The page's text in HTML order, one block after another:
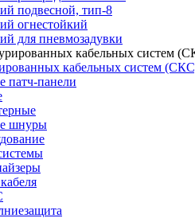
подвесной, тип-8
огнестойкий
для пневмозадувки
кабельных систем
патч-панели
шнуры